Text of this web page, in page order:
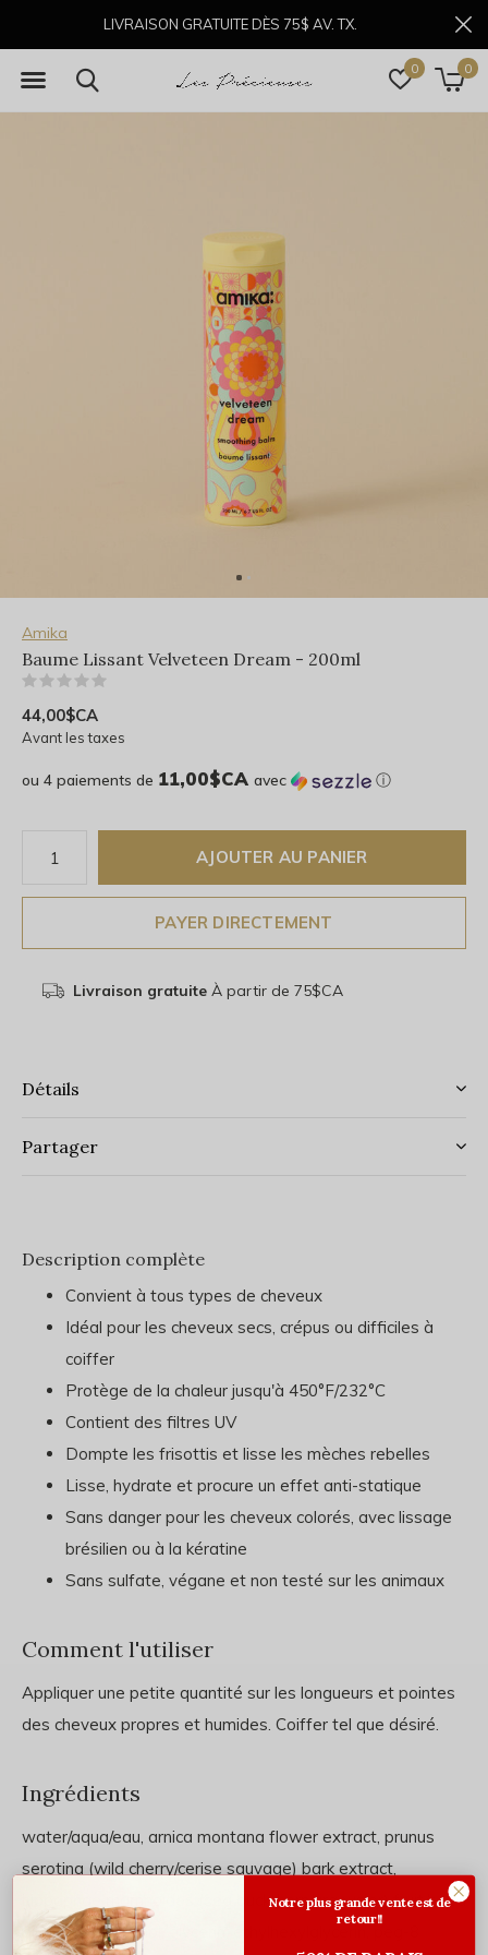
0 0
LIVRAISON GRATUITE DÈS 75$ AV. TX.
Amika
Baume Lissant Velveteen Dream - 200ml
44,00$CA
Avant les taxes
ou 4 paiements de 11,00$CA avec ⓘ
AJOUTER AU PANIER
PAYER DIRECTEMENT
Livraison gratuiteÀ partir de 75$CA
Détails
Partager
Description complète
Convient à tous types de cheveux
Idéal pour les cheveux secs, crépus ou difficiles à
coiffer
Protège de la chaleur jusqu'à 450°F/232°C
Contient des filtres UV
Dompte les frisottis et lisse les mèches rebelles
Lisse, hydrate et procure un effet anti-statique
Sans danger pour les cheveux colorés, avec lissage
brésilien ou à la kératine
Sans sulfate, végane et non testé sur les animaux
Comment l'utiliser
Appliquer une petite quantité sur les longueurs et pointes
des cheveux propres et humides. Coiffer tel que désiré.
Ingrédients
water/aqua/eau, arnica montana flower extract, prunus
serotina (wild cherry/cerise sauvage) bark extract,
hippophae rhamnoides (sea buckthorn/argousier) fruit/seed
oil, myristyl alcohol, glycerin, ethylhexylglycerin, peg-8
Notre plus grande vente est de
retour!!